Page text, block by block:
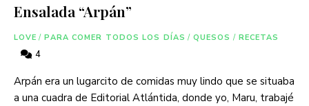
Ensalada “Arpán”
LOVE / PARA COMER TODOS LOS DÍAS / QUESOS / RECETAS
4
Arpán era un lugarcito de comidas muy lindo que se situaba
a una cuadra de Editorial Atlántida, donde yo, Maru, trabajé